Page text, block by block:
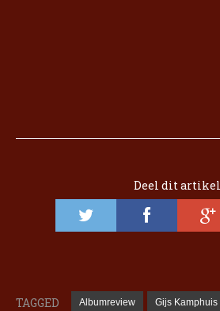
Deel dit artikel
TAGGED Albumreview Gijs Kamphuis